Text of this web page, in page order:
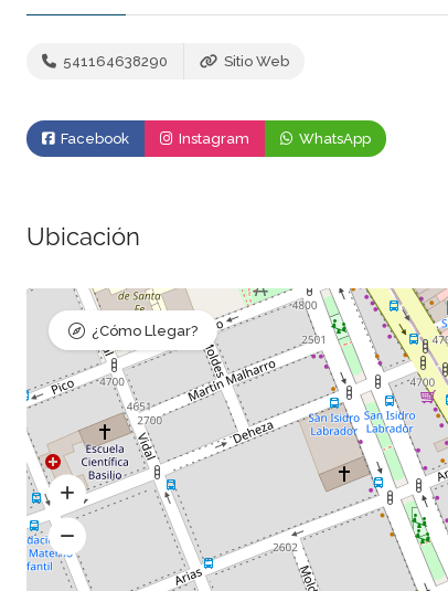
541164638290 Sitio Web
Facebook Instagram WhatsApp
Ubicación
¿Cómo Llegar?